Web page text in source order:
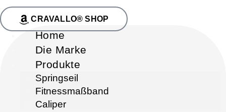
CRAVALLO® SHOP
Home
Die Marke
Produkte
Springseil
Fitnessmaßband
Caliper